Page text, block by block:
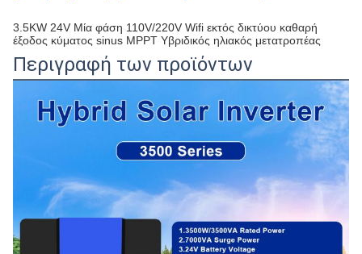
3.5KW 24V Μία φάση 110V/220V Wifi εκτός δικτύου καθαρή
έξοδος κύματος sinus MPPT Υβριδικός ηλιακός μετατροπέας
Περιγραφή των προϊόντων